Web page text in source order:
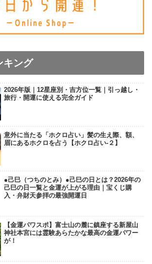
キング
2026年版｜12星座別・吉方位一覧｜引っ越し・
旅行・開運に使える完全ガイド
意外に当たる「ホクロ占い」髪の生え際、額、
眉にあるホクロを占う【ホクロ占い‐２】
●己巳（つちのとみ）●己巳の日とは？2026年の
己巳の日一覧と金運が上がる理由｜宝くじ購
入・弁財天参拝の最強開運日
【金運パワスポ】富士山の麓に鎮座する新屋山
神社本宮には霊験あらたかな最高の金運パワー
が！